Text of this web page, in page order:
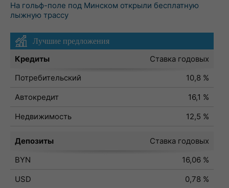
На гольф-поле под Минском открыли бесплатную
лыжную трассу
Лучшие предложения
Кредиты
Ставка годовых
Потребительский
10,8 %
Автокредит
16,1 %
Недвижимость
12,5 %
Депозиты
Ставка годовых
BYN
16,06 %
USD
0,78 %